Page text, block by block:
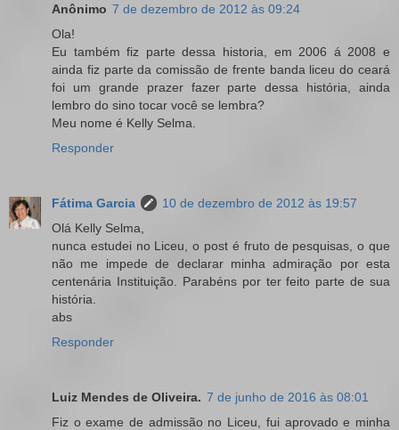
Anônimo 7 de dezembro de 2012 às 09:24
Ola!
Eu também fiz parte dessa historia, em 2006 á 2008 e
ainda fiz parte da comissão de frente banda liceu do ceará
foi um grande prazer fazer parte dessa história, ainda
lembro do sino tocar você se lembra?
Meu nome é Kelly Selma.
Responder
Fátima Garcia
10 de dezembro de 2012 às 19:57
Olá Kelly Selma,
nunca estudei no Liceu, o post é fruto de pesquisas, o que
não me impede de declarar minha admiração por esta
centenária Instituição. Parabéns por ter feito parte de sua
história.
abs
Responder
Luiz Mendes de Oliveira. 7 de junho de 2016 às 08:01
Fiz o exame de admissão no Liceu, fui aprovado e minha